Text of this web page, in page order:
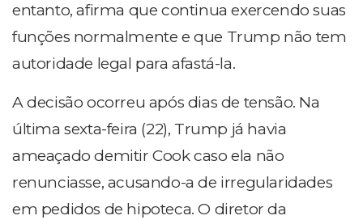
entanto, afirma que continua exercendo suas
funções normalmente e que Trump não tem
autoridade legal para afastá-la.
A decisão ocorreu após dias de tensão. Na
última sexta-feira (22), Trump já havia
ameaçado demitir Cook caso ela não
renunciasse, acusando-a de irregularidades
em pedidos de hipoteca. O diretor da